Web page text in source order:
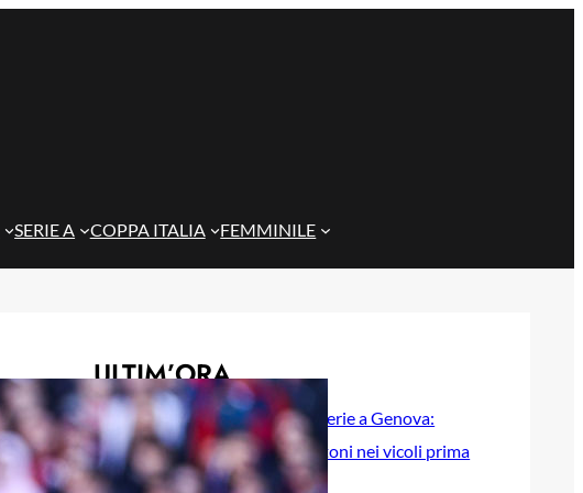
SERIE A COPPA ITALIA FEMMINILE
ULTIM’ORA
Scontri tra tifoserie a Genova:
spranghe e bastoni nei vicoli prima
del Trofeo Spagnolo